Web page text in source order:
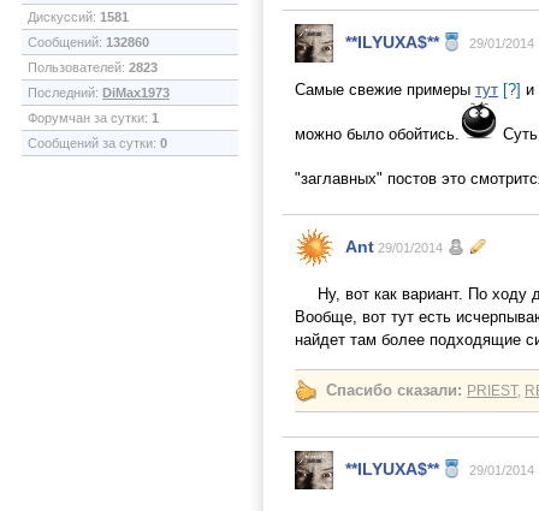
Дискуссий: 1581
Сообщений: 132860
Пользователей: 2823
Последний: DiMax1973
Форумчан за сутки: 1
Сообщений за сутки: 0
**ILYUXA$** 29/01/2014
Самые свежие примеры тут [?] и
можно было обойтись.
"заглавных" постов это
Ant 29/01/2014
Ну, вот как вариант. По
Вообще, вот тут есть
найдет там более подходящие
Спасибо сказали: PRIEST,
**ILYUXA$** 29/01/2014